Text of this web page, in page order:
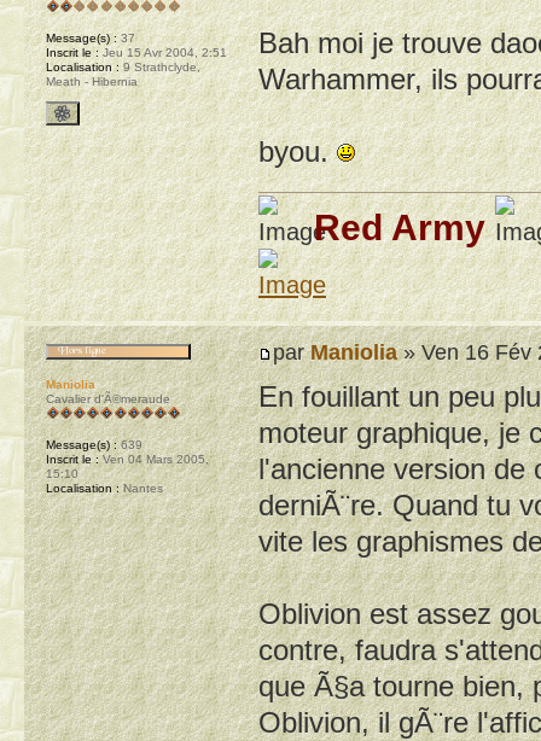
Bah moi je trouve
Warhammer, ils
byou.
Red Army
Message(s) :37
Inscrit le :Jeu 15 Avr 2004, 2:51
Localisation :9 Strathclyde,
Meath - Hibernia
parManiolia» Ven 16 Fév
En fouillant un peu
moteur graphique, je
l'ancienne version de
derniÃ¨re. Quand tu
vite les graphismes
Oblivion est assez
contre, faudra
que Ã§a tourne
Oblivion, il gÃ¨re
Maniolia
Cavalier d'Ã©meraude
Message(s) :639
Inscrit le :Ven 04 Mars 2005,
15:10
Localisation :Nantes